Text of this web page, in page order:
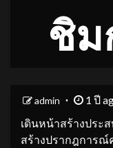
ชิม
admin 1 ปี
เดินหน้าสร้างประ
สร้างปรากฎการณ์